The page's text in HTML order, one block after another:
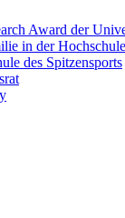
Award der
in der Hochschule
des Spitzensports